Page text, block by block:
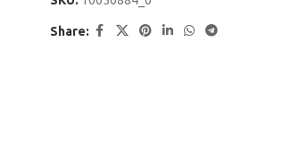
Share: